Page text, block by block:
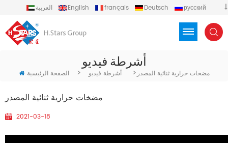
العربية English français Deutsch
русский
أشرطة فيديو
الصفحة الرئيسية > أشرطة فيديو >مضخات حرارية ثنائية المصدر
مضخات حرارية ثنائية المصدر
2021-03-18